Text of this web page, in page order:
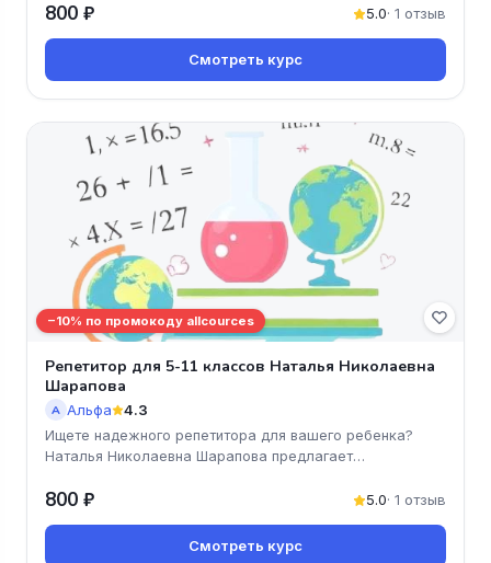
800 ₽ 5.0· 1 отзыв
Смотреть курс
−10% по промокоду allcources
Репетитор для 5-11 классов Наталья Николаевна
Шарапова
А Альфа 4.3
Ищете надежного репетитора для вашего ребенка?
Наталья Николаевна Шарапова предлагает
800 ₽ 5.0· 1 отзыв
Смотреть курс